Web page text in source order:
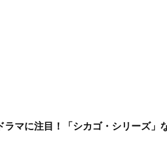
ラマに注目！「シカゴ・シリーズ」